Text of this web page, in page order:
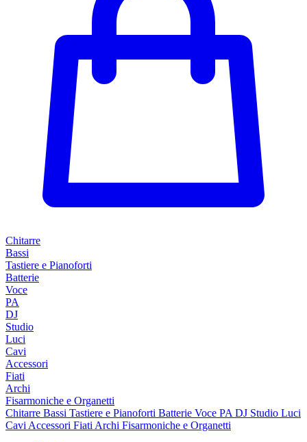
Chitarre
Bassi
Tastiere e Pianoforti
Batterie
Voce
PA
DJ
Studio
Luci
Cavi
Accessori
Fiati
Archi
Fisarmoniche e Organetti
Chitarre Bassi Tastiere e Pianoforti Batterie Voce PA DJ Studio Luci
Cavi Accessori Fiati Archi Fisarmoniche e Organetti